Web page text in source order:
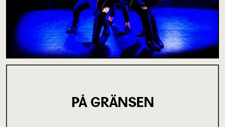
PÅ GRÄNSEN